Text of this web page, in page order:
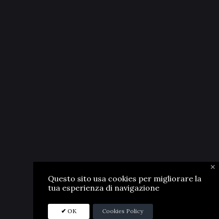
×
Questo sito usa cookies per migliorare la
tua esperienza di navigazione
OK Cookies Policy